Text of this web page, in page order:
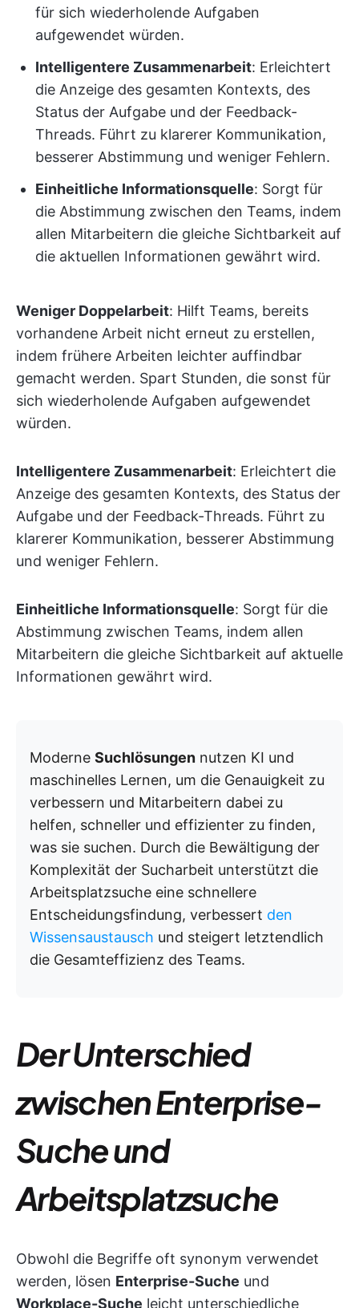
für sich wiederholende Aufgaben
aufgewendet würden.
Intelligentere Zusammenarbeit: Erleichtert
die Anzeige des gesamten Kontexts, des
Status der Aufgabe und der Feedback-
Threads. Führt zu klarerer Kommunikation,
besserer Abstimmung und weniger Fehlern.
Einheitliche Informationsquelle: Sorgt für
die Abstimmung zwischen den Teams, indem
allen Mitarbeitern die gleiche Sichtbarkeit auf
die aktuellen Informationen gewährt wird.
Weniger Doppelarbeit: Hilft Teams, bereits
vorhandene Arbeit nicht erneut zu erstellen,
indem frühere Arbeiten leichter auffindbar
gemacht werden. Spart Stunden, die sonst für
sich wiederholende Aufgaben aufgewendet
würden.
Intelligentere Zusammenarbeit: Erleichtert die
Anzeige des gesamten Kontexts, des Status der
Aufgabe und der Feedback-Threads. Führt zu
klarerer Kommunikation, besserer Abstimmung
und weniger Fehlern.
Einheitliche Informationsquelle: Sorgt für die
Abstimmung zwischen Teams, indem allen
Mitarbeitern die gleiche Sichtbarkeit auf aktuelle
Informationen gewährt wird.
Moderne Suchlösungen nutzen KI und
maschinelles Lernen, um die Genauigkeit zu
verbessern und Mitarbeitern dabei zu
helfen, schneller und effizienter zu finden,
was sie suchen. Durch die Bewältigung der
Komplexität der Sucharbeit unterstützt die
Arbeitsplatzsuche eine schnellere
Entscheidungsfindung, verbessert den
Wissensaustausch und steigert letztendlich
die Gesamteffizienz des Teams.
Der Unterschied
zwischen Enterprise-
Suche und
Arbeitsplatzsuche
Obwohl die Begriffe oft synonym verwendet
werden, lösen Enterprise-Suche und
Workplace-Suche leicht unterschiedliche